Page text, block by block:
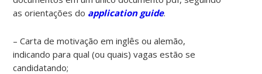
as orientações do application guide.
– Carta de motivação em inglês ou alemão,
indicando para qual (ou quais) vagas estão se
candidatando;